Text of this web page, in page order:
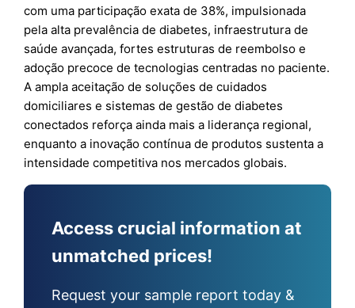
com uma participação exata de 38%, impulsionada
pela alta prevalência de diabetes, infraestrutura de
saúde avançada, fortes estruturas de reembolso e
adoção precoce de tecnologias centradas no paciente.
A ampla aceitação de soluções de cuidados
domiciliares e sistemas de gestão de diabetes
conectados reforça ainda mais a liderança regional,
enquanto a inovação contínua de produtos sustenta a
intensidade competitiva nos mercados globais.
Access crucial information at
unmatched prices!
Request your sample report today &